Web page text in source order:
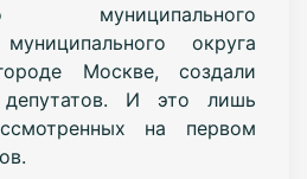
муниципального
округа
Москве, создали
депутатов. И это лишь
на первом